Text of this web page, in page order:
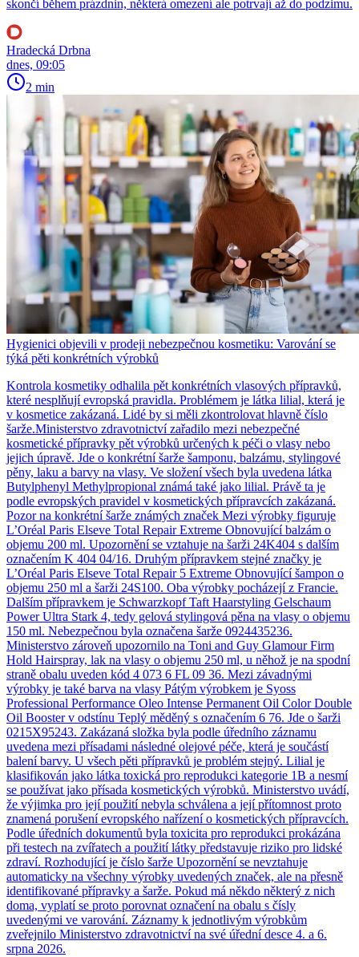
skončí během prázdnin, některá omezení ale potrvají až do podzimu.
Hradecká Drbna
dnes, 09:05
2 min
Hygienici objevili v prodeji nebezpečnou kosmetiku: Varování se
týká pěti konkrétních výrobků
Kontrola kosmetiky odhalila pět konkrétních vlasových přípravků,
které nesplňují evropská pravidla. Problémem je látka lilial, která je
v kosmetice zakázaná. Lidé by si měli zkontrolovat hlavně číslo
šarže.Ministerstvo zdravotnictví zařadilo mezi nebezpečné
kosmetické přípravky pět výrobků určených k péči o vlasy nebo
jejich úpravě. Jde o konkrétní šarže šamponu, balzámu, stylingové
pěny, laku a barvy na vlasy. Ve složení všech byla uvedena látka
Butylphenyl Methylpropional známá také jako lilial. Právě ta je
podle evropských pravidel v kosmetických přípravcích zakázaná.
Pozor na konkrétní šarže známých značek Mezi výrobky figuruje
L’Oréal Paris Elseve Total Repair Extreme Obnovující balzám o
objemu 200 ml. Upozornění se vztahuje na šarži 24K404 s dalším
označením K 404 04/16. Druhým přípravkem stejné značky je
L’Oréal Paris Elseve Total Repair 5 Extreme Obnovující šampon o
objemu 250 ml a šarži 24S100. Oba výrobky pocházejí z Francie.
Dalším přípravkem je Schwarzkopf Taft Haarstyling Gelschaum
Power Ultra Stark 4, tedy gelová stylingová pěna na vlasy o objemu
150 ml. Nebezpečnou byla označena šarže 0924435236.
Ministerstvo zároveň upozornilo na Toni and Guy Glamour Firm
Hold Hairspray, lak na vlasy o objemu 250 ml, u něhož je na spodní
straně obalu uveden kód 4 073 6 FL 09 36. Mezi závadnými
výrobky je také barva na vlasy Pátým výrobkem je Syoss
Professional Performance Oleo Intense Permanent Oil Color Double
Oil Booster v odstínu Teplý měděný s označením 6 76. Jde o šarži
0215X95243. Zakázaná složka byla podle úředního záznamu
uvedena mezi přísadami následné olejové péče, která je součástí
balení barvy. U všech pěti přípravků je problém stejný. Lilial je
klasifikován jako látka toxická pro reprodukci kategorie 1B a nesmí
se používat jako přísada kosmetických výrobků. Ministerstvo uvádí,
že výjimka pro její použití nebyla schválena a její přítomnost proto
znamená porušení evropského nařízení o kosmetických přípravcích.
Podle úředních dokumentů byla toxicita pro reprodukci prokázána
při testech na zvířatech a použití látky představuje riziko pro lidské
zdraví. Rozhodující je číslo šarže Upozornění se nevztahuje
automaticky na všechny výrobky uvedených značek, ale na přesně
identifikované přípravky a šarže. Pokud má někdo některý z nich
doma, vyplatí se proto porovnat označení na obalu s čísly
uvedenými ve varování. Záznamy k jednotlivým výrobkům
zveřejnilo Ministerstvo zdravotnictví na své úřední desce 4. a 6.
srpna 2026.